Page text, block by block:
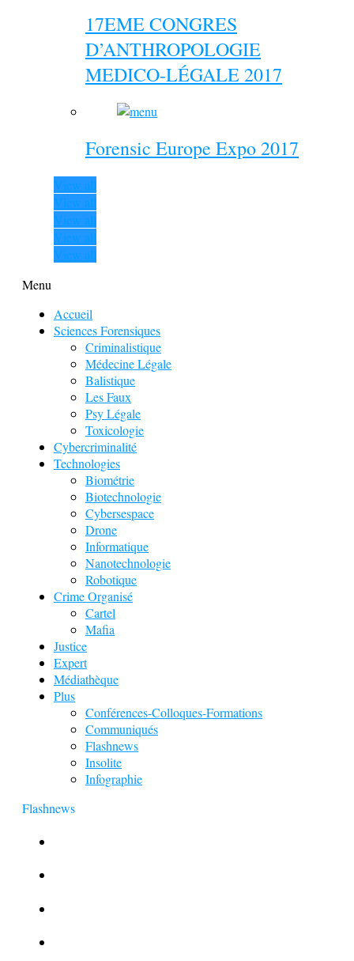
17EME CONGRES
D’ANTHROPOLOGIE
MEDICO-LÉGALE 2017
Forensic Europe Expo 2017
View all
View all
View all
View all
View all
Menu
Accueil
Sciences Forensiques
Criminalistique
Médecine Légale
Balistique
Les Faux
Psy Légale
Toxicologie
Cybercriminalité
Technologies
Biométrie
Biotechnologie
Cybersespace
Drone
Informatique
Nanotechnologie
Robotique
Crime Organisé
Cartel
Mafia
Justice
Expert
Médiathèque
Plus
Conférences-Colloques-Formations
Communiqués
Flashnews
Insolite
Infographie
Flashnews